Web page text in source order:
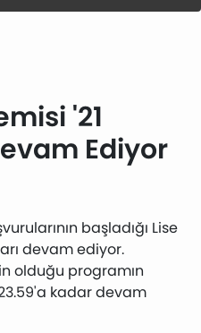
'21
Ediyor
başladığı Lise
devam ediyor.
olduğu programın
kadar devam